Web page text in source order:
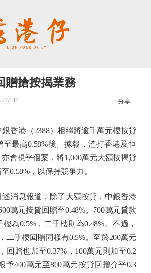
贈搶按揭業務
07-16 分享
港（2388）相繼將逾千萬元樓按貸
至最高0.58%後。據報，渣打香港及恒
亦會視乎個案，將1,000萬元大額按揭貸
0.58%，以保持競爭力。
息報道，除了大額按貸，中銀香港
萬元按貸回贈至0.48%。700萬元貸款
為0.5%，二手樓則為0.48%。不過，
二手樓回贈同樣有0.5%。至於200萬元
回贈也加至0.37%，100萬元則加至0.2
予400萬元至800萬元按貸回贈介乎0.3